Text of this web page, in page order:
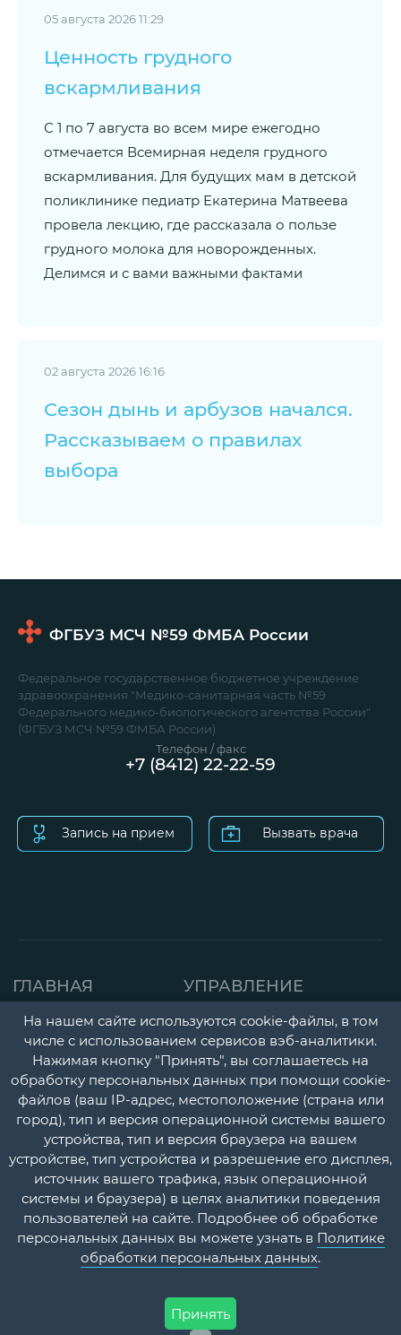
05 августа 2026 11:29
Ценность грудного
вскармливания
С 1 по 7 августа во всем мире ежегодно
отмечается Всемирная неделя грудного
вскармливания. Для будущих мам в детской
поликлинике педиатр Екатерина Матвеева
провела лекцию, где рассказала о пользе
грудного молока для новорожденных.
Делимся и с вами важными фактами
02 августа 2026 16:16
Сезон дынь и арбузов начался.
Рассказываем о правилах
выбора
ФГБУЗ МСЧ №59 ФМБА России
Федеральное государственное бюджетное учреждение
здравоохранения "Медико-санитарная часть №59
Федерального медико-биологического агентства России"
(ФГБУЗ МСЧ №59 ФМБА России)
ГЛАВНАЯ
О НАС
НОВОСТИ
ДОКУМЕНТЫ
УЧЕТНАЯ
ПОЛИТИКА
КОНТАКТЫ
ВОПРОС-
ОТВЕТ
УПРАВЛЕНИЕ
ДЕТСКАЯ
ГОРОДСКАЯ
ПОЛИКЛИНИКА
ПЕРИНАТАЛЬНЫЙ
И НАРКОЛОГИЧЕСКИЙ
ДИСПАНСЕРЫ
СТАЦИОНАР
ПЛАТНЫЕ
Запись на прием Вызвать врача
Телефон / факс
+7 (8412) 22-22-59
На нашем сайте используются cookie-файлы, в том
числе с использованием сервисов вэб-аналитики.
Нажимая кнопку "Принять", вы соглашаетесь на
обработку персональных данных при помощи cookie-
файлов (ваш IP-адрес, местоположение (страна или
город), тип и версия операционной системы вашего
устройства, тип и версия браузера на вашем
устройстве, тип устройства и разрешение его дисплея,
источник вашего трафика, язык операционной
системы и браузера) в целях аналитики поведения
пользователей на сайте. Подробнее об обработке
персональных данных вы можете узнать в Политике
обработки персональных данных
Принять